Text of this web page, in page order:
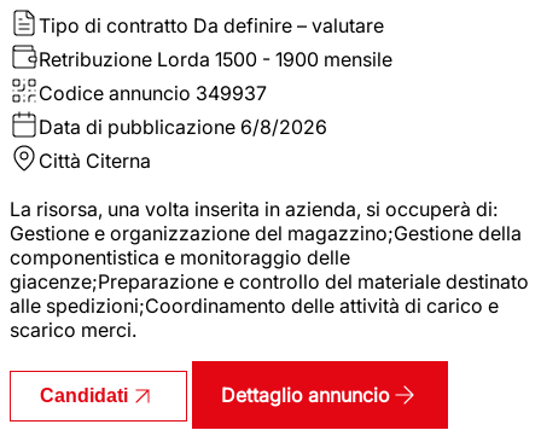
Tipo di contratto Da definire – valutare
Retribuzione Lorda 1500 - 1900 mensile
Codice annuncio 349937
Data di pubblicazione 6/8/2026
Città Citerna
La risorsa, una volta inserita in azienda, si occuperà di:
Gestione e organizzazione del magazzino;Gestione della
componentistica e monitoraggio delle
giacenze;Preparazione e controllo del materiale destinato
alle spedizioni;Coordinamento delle attività di carico e
scarico merci.
Candidati Dettaglio annuncio